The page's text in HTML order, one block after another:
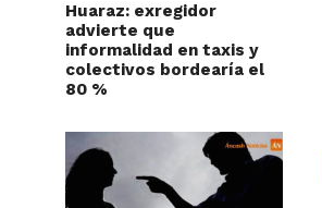
Huaraz: exregidor
advierte que
informalidad en taxis y
colectivos bordearía el
80 %